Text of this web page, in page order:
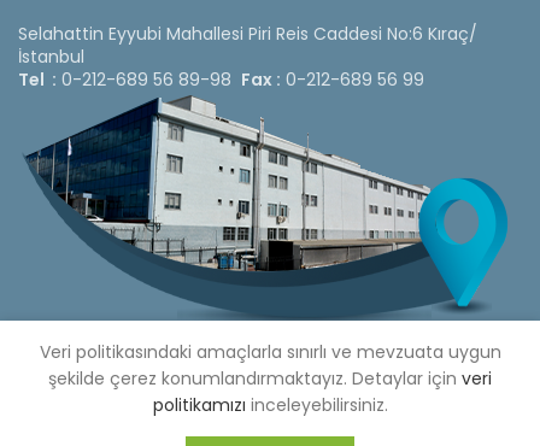
Selahattin Eyyubi Mahallesi Piri Reis Caddesi No:6 Kıraç/
İstanbul
Tel : 0-212-689 56 89-98 Fax : 0-212-689 56 99
Copyright © 2020 Çetinkaya Pano |Çetinkaya Pano Fiyat
Listesi
Veri politikasındaki amaçlarla sınırlı ve mevzuata uygun
şekilde çerez konumlandırmaktayız. Detaylar için veri
politikamızı inceleyebilirsiniz.